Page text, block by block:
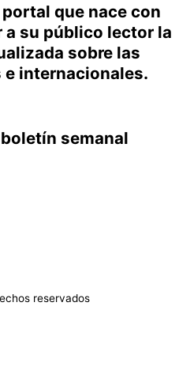
que nace con
a su público lector la
sobre las
e internacionales.
semanal
reservados